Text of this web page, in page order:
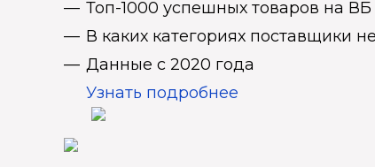
Топ-1000 успешных товаров на ВБ
В каких категориях поставщики
Данные с 2020 года
Узнать подробнее